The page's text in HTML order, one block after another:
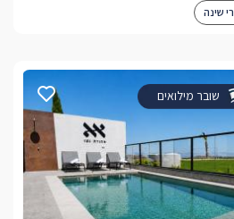
שובר מילואים